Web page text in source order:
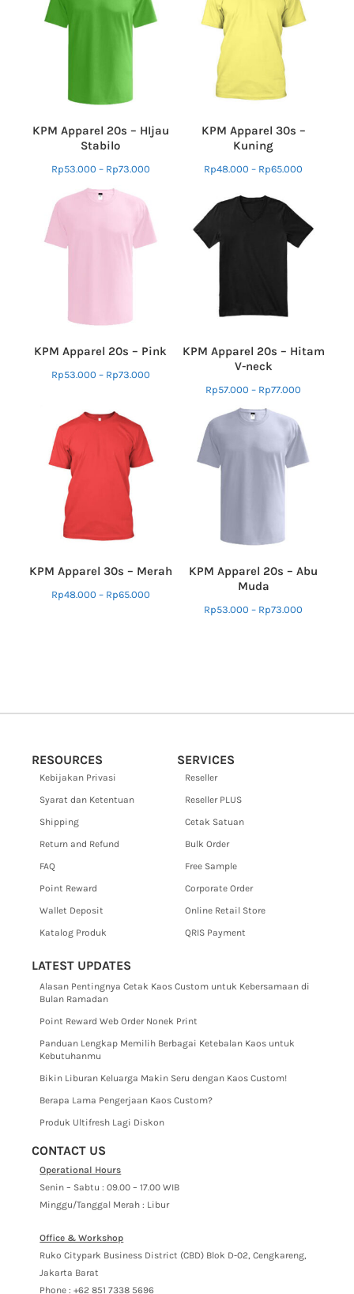
KPM Apparel 20s – HIjau
Stabilo
Rp53.000 – Rp73.000
KPM Apparel 30s –
Kuning
Rp48.000 – Rp65.000
KPM Apparel 20s – Pink
Rp53.000 – Rp73.000
KPM Apparel 20s – Hitam
V-neck
Rp57.000 – Rp77.000
KPM Apparel 30s – Merah
Rp48.000 – Rp65.000
KPM Apparel 20s – Abu
Muda
Rp53.000 – Rp73.000
RESOURCES SERVICES
LATEST UPDATES
CONTACT US
Kebijakan Privasi
Syarat dan Ketentuan
Shipping
Return and Refund
FAQ
Point Reward
Wallet Deposit
Katalog Produk
Reseller
Reseller PLUS
Cetak Satuan
Bulk Order
Free Sample
Corporate Order
Online Retail Store
QRIS Payment
Alasan Pentingnya Cetak Kaos Custom untuk Kebersamaan di
Bulan Ramadan
Point Reward Web Order Nonek Print
Panduan Lengkap Memilih Berbagai Ketebalan Kaos untuk
Kebutuhanmu
Bikin Liburan Keluarga Makin Seru dengan Kaos Custom!
Berapa Lama Pengerjaan Kaos Custom?
Produk Ultifresh Lagi Diskon
Operational Hours
Senin – Sabtu : 09.00 – 17.00 WIB
Minggu/Tanggal Merah : Libur
Office & Workshop
Ruko Citypark Business District (CBD) Blok D-02, Cengkareng,
Jakarta Barat
Phone : +62 851 7338 5696